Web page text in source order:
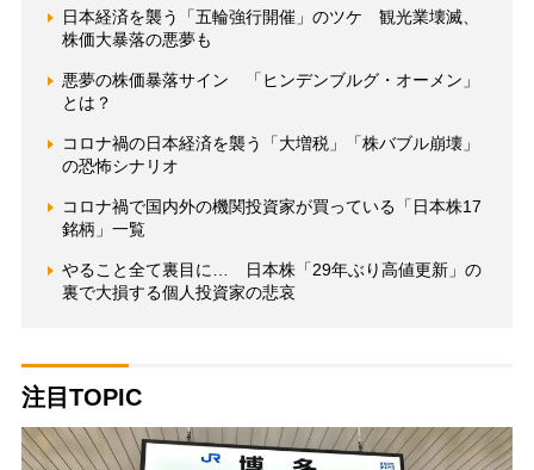
日本経済を襲う「五輪強行開催」のツケ 観光業壊滅、
株価大暴落の悪夢も
悪夢の株価暴落サイン 「ヒンデンブルグ・オーメン」
とは？
コロナ禍の日本経済を襲う「大増税」「株バブル崩壊」
の恐怖シナリオ
コロナ禍で国内外の機関投資家が買っている「日本株17
銘柄」一覧
やること全て裏目に… 日本株「29年ぶり高値更新」の
裏で大損する個人投資家の悲哀
注目TOPIC